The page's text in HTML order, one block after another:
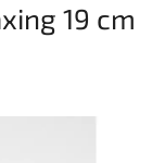
19 cm